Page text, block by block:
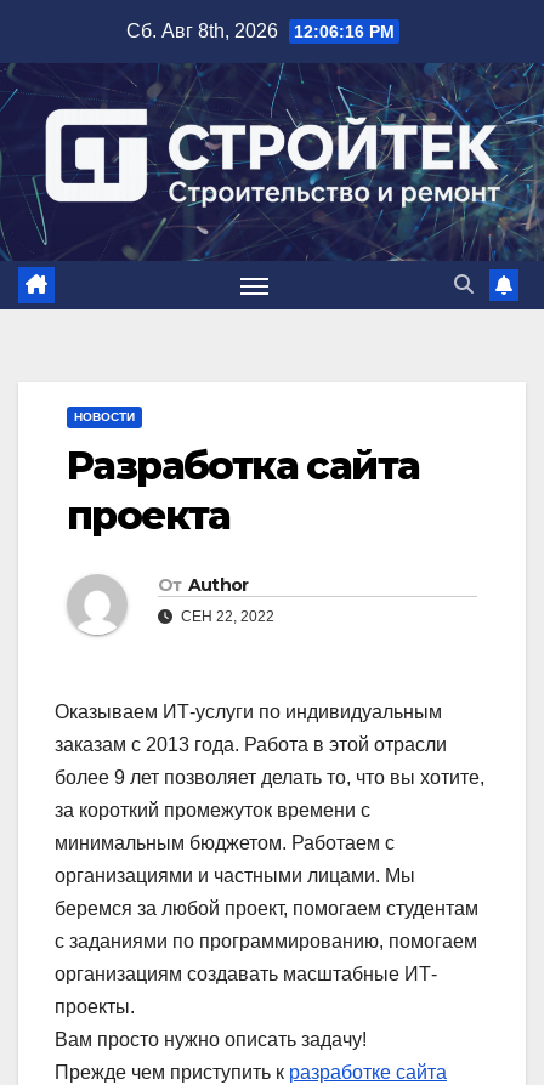
содержимому
Сб. Авг 8th, 2026 12:06:17 PM
НОВОСТИ
Разработка сайта
проекта
От Author
СЕН 22, 2022
Оказываем ИТ-услуги по индивидуальным
заказам с 2013 года. Работа в этой отрасли
более 9 лет позволяет делать то, что вы хотите,
за короткий промежуток времени с
минимальным бюджетом. Работаем с
организациями и частными лицами. Мы
беремся за любой проект, помогаем студентам
с заданиями по программированию, помогаем
организациям создавать масштабные ИТ-
проекты.
Вам просто нужно описать задачу!
Прежде чем приступить к разработке сайта